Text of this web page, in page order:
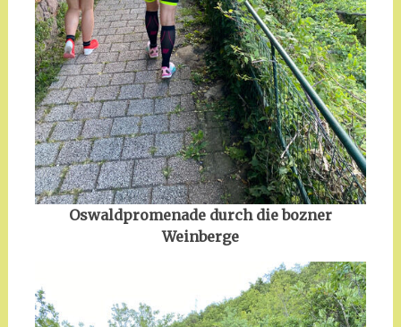
Oswaldpromenade durch die bozner
Weinberge